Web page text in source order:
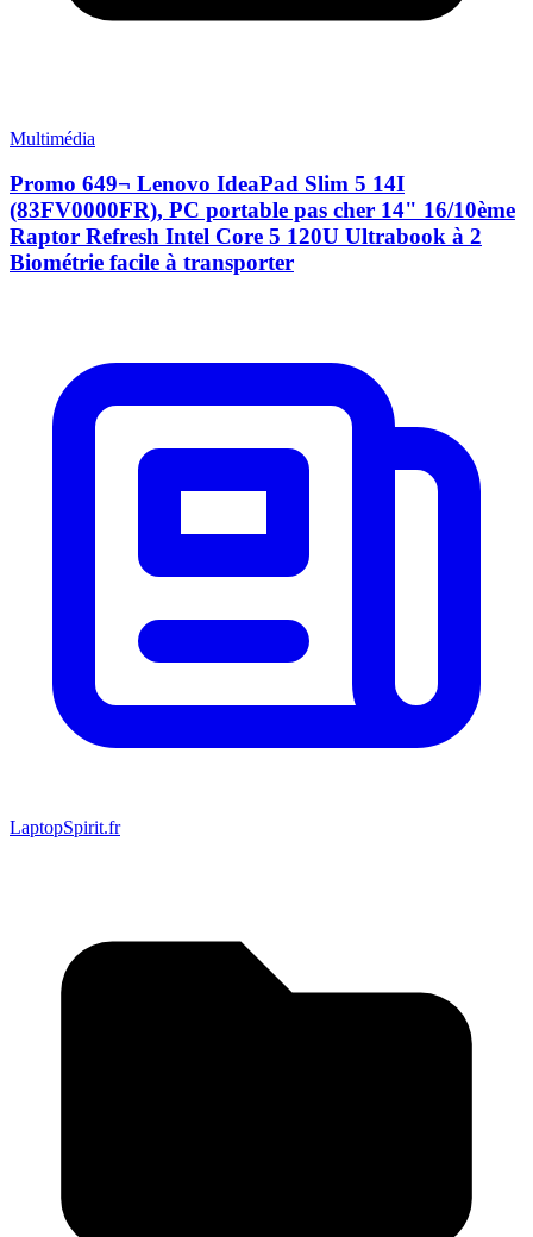
Multimédia
Promo 649¬ Lenovo IdeaPad Slim 5 14I
(83FV0000FR), PC portable pas cher 14" 16/10ème
Raptor Refresh Intel Core 5 120U Ultrabook à 2
Biométrie facile à transporter
LaptopSpirit.fr